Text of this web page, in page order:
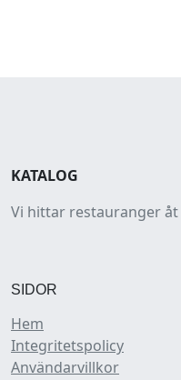
KATALOG
Vi hittar restauranger åt
SIDOR
Hem
Integritetspolicy
Användarvillkor